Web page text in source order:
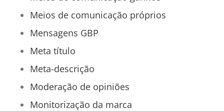
Meios de comunicação próprios
Mensagens GBP
Meta título
Meta-descrição
Moderação de opiniões
Monitorização da marca